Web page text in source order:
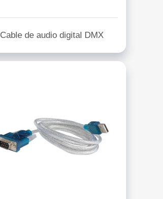
Cable de audio digital DMX